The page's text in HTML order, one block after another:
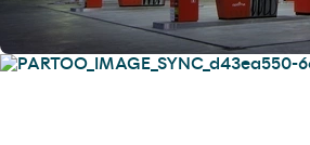
Encontre tudo o que precisa para
si e para o seu veículo.